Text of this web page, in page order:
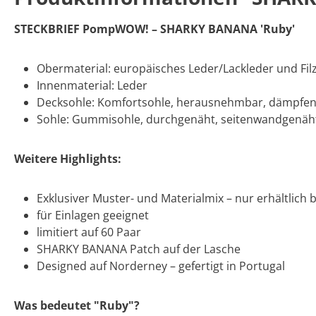
STECKBRIEF PompWOW! – SHARKY BANANA 'Ruby'
Obermaterial: europäisches Leder/Lackleder und
Innenmaterial: Leder
Decksohle: Komfortsohle, herausnehmbar,
Sohle: Gummisohle, durchgenäht,
Weitere Highlights:
Exklusiver Muster- und Materialmix – nur erhältlich
für Einlagen geeignet
limitiert auf 60 Paar
SHARKY BANANA Patch auf der Lasche
Designed auf Norderney – gefertigt in Portugal
Was bedeutet "Ruby"?